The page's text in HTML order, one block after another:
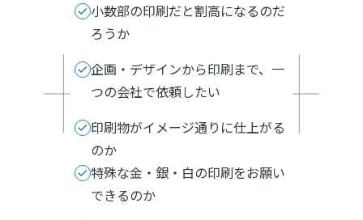
小数部の印刷だと割高になるのだ
ろうか
企画・デザインから印刷まで、一
つの会社で依頼したい
印刷物がイメージ通りに仕上がる
のか
特殊な金・銀・白の印刷をお願い
できるのか